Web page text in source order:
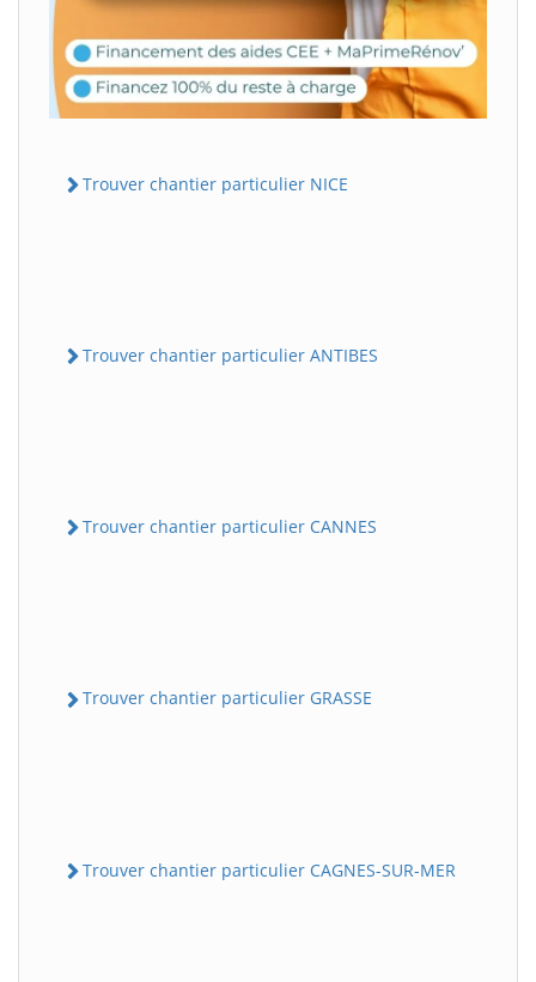
Trouver chantier particulier NICE
Trouver chantier particulier ANTIBES
Trouver chantier particulier CANNES
Trouver chantier particulier GRASSE
Trouver chantier particulier CAGNES-SUR-MER